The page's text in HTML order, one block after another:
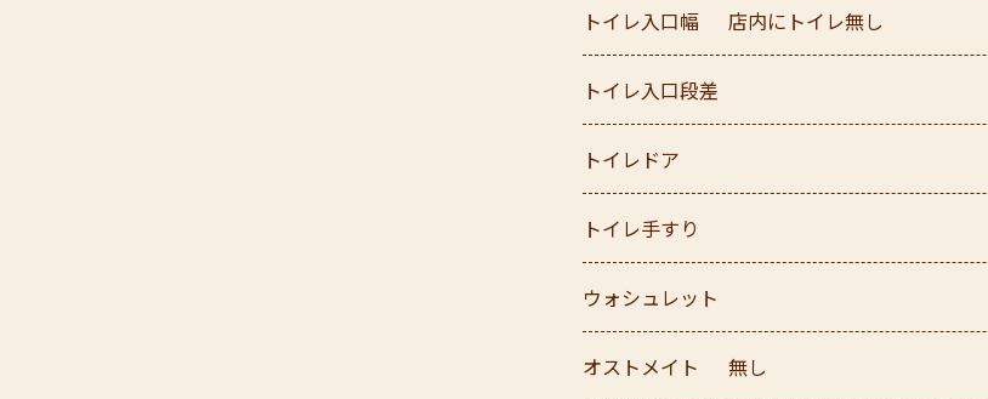
トイレ入口幅 店内にトイレ無し
トイレ入口段差
トイレドア
トイレ手すり
ウォシュレット
オストメイト 無し